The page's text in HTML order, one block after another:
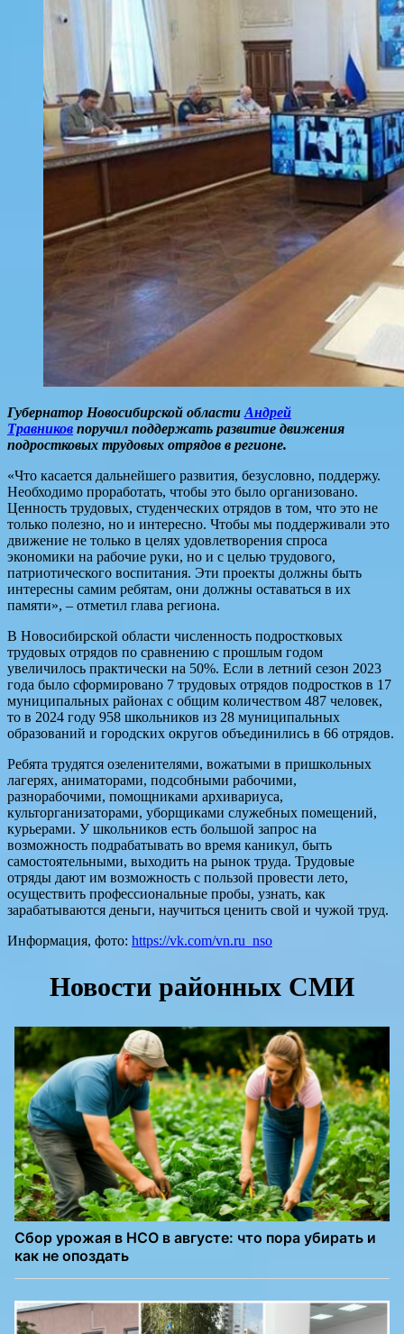
Губернатор Новосибирской области Андрей
Травников поручил поддержать развитие движения
подростковых трудовых отрядов в регионе.
«Что касается дальнейшего развития, безусловно, поддержу.
Необходимо проработать, чтобы это было организовано.
Ценность трудовых, студенческих отрядов в том, что это не
только полезно, но и интересно. Чтобы мы поддерживали это
движение не только в целях удовлетворения спроса
экономики на рабочие руки, но и с целью трудового,
патриотического воспитания. Эти проекты должны быть
интересны самим ребятам, они должны оставаться в их
памяти», – отметил глава региона.
В Новосибирской области численность подростковых
трудовых отрядов по сравнению с прошлым годом
увеличилось практически на 50%. Если в летний сезон 2023
года было сформировано 7 трудовых отрядов подростков в 17
муниципальных районах с общим количеством 487 человек,
то в 2024 году 958 школьников из 28 муниципальных
образований и городских округов объединились в 66 отрядов.
Ребята трудятся озеленителями, вожатыми в пришкольных
лагерях, аниматорами, подсобными рабочими,
разнорабочими, помощниками архивариуса,
культорганизаторами, уборщиками служебных помещений,
курьерами. У школьников есть большой запрос на
возможность подрабатывать во время каникул, быть
самостоятельными, выходить на рынок труда. Трудовые
отряды дают им возможность с пользой провести лето,
осуществить профессиональные пробы, узнать, как
зарабатываются деньги, научиться ценить свой и чужой труд.
Информация, фото: https://vk.com/vn.ru_nso